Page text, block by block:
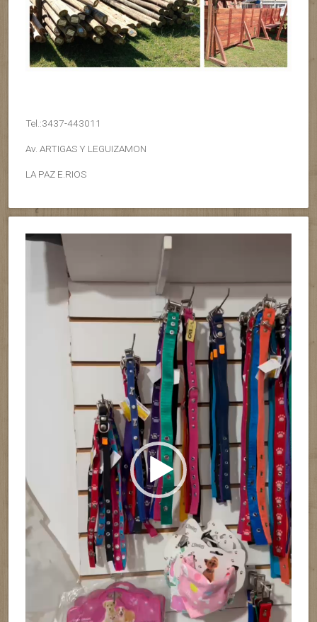
Tel.:3437-443011
Av. ARTIGAS Y LEGUIZAMON
LA PAZ E.RIOS
Reproductor